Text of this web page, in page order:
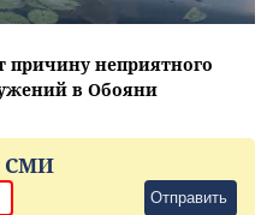
причину неприятного
в Обояни
СМИ
Отправить